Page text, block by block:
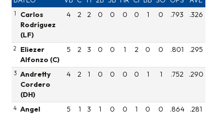
1
Carlos
Rodríguez
(LF)
4 2 2 0 0 0 0 1 0 .793 .326
2
Eliezer
Alfonzo (C)
5 2 3 0 0 1 2 0 0 .801 .295
3
Andretty
Cordero
(DH)
4 2 1 0 0 0 0 1 1 .752 .290
4 Angel
5 1 3 1 0 0 1 0 0 .864 .281